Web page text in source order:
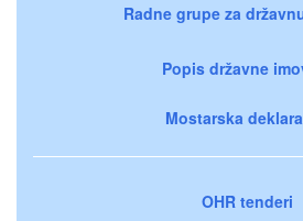
Radne grupe za
Popis državne
Mostarska
OHR tenderi